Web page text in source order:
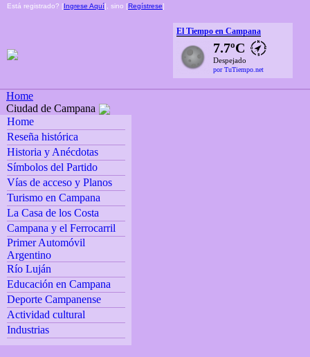
Está registrado? [Ingrese Aquí], sino [Regístrese]
El Tiempo en Campana
7.7ºC
Despejado
por TuTiempo.net
Home
Ciudad de Campana
Home
Reseña histórica
Historia y Anécdotas
Símbolos del Partido
Vías de acceso y Planos
Turismo en Campana
La Casa de los Costa
Campana y el Ferrocarril
Primer Automóvil
Argentino
Río Luján
Educación en Campana
Deporte Campanense
Actividad cultural
Industrias